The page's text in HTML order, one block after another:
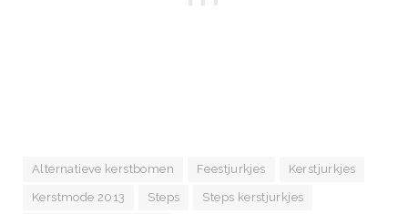
Alternatieve kerstbomen Feestjurkjes Kerstjurkjes
Kerstmode 2013 Steps Steps kerstjurkjes